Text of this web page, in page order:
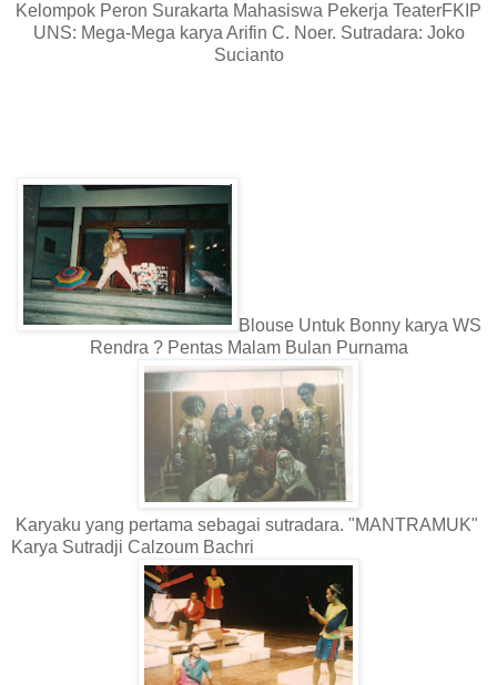
Kelompok Peron Surakarta Mahasiswa Pekerja TeaterFKIP
UNS: Mega-Mega karya Arifin C. Noer. Sutradara: Joko
Sucianto
Blouse Untuk Bonny karya WS
Rendra ? Pentas Malam Bulan Purnama
Karyaku yang pertama sebagai sutradara. "MANTRAMUK"
Karya Sutradji Calzoum Bachri